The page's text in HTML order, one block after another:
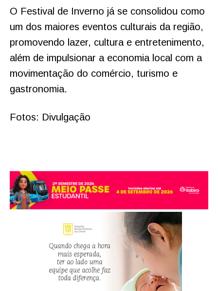
O Festival de Inverno já se consolidou como
um dos maiores eventos culturais da região,
promovendo lazer, cultura e entretenimento,
além de impulsionar a economia local com a
movimentação do comércio, turismo e
gastronomia.
Fotos: Divulgação